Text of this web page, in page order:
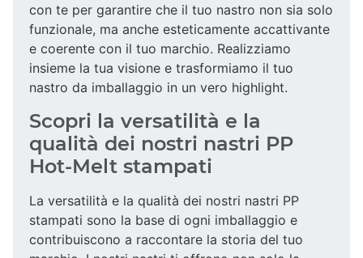
con te per garantire che il tuo nastro non sia solo
funzionale, ma anche esteticamente accattivante
e coerente con il tuo marchio. Realizziamo
insieme la tua visione e trasformiamo il tuo
nastro da imballaggio in un vero highlight.
Scopri la versatilità e la
qualità dei nostri nastri PP
Hot-Melt stampati
La versatilità e la qualità dei nostri nastri PP
stampati sono la base di ogni imballaggio e
contribuiscono a raccontare la storia del tuo